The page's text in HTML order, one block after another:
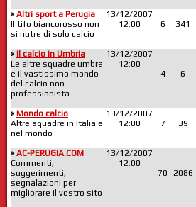
» Altri sport a Perugia
Il tifo biancorosso non
si nutre di solo calcio
13/12/2007
12:00
6 341
» Il calcio in Umbria
Le altre squadre umbre
e il vastissimo mondo
del calcio non
professionista
13/12/2007
12:00
4
6
» Mondo calcio
Altre squadre in Italia e
nel mondo
13/12/2007
12:00
7 39
» AC-PERUGIA.COM
Commenti,
suggerimenti,
segnalazioni per
migliorare il vostro sito
13/12/2007
12:00
70
2086